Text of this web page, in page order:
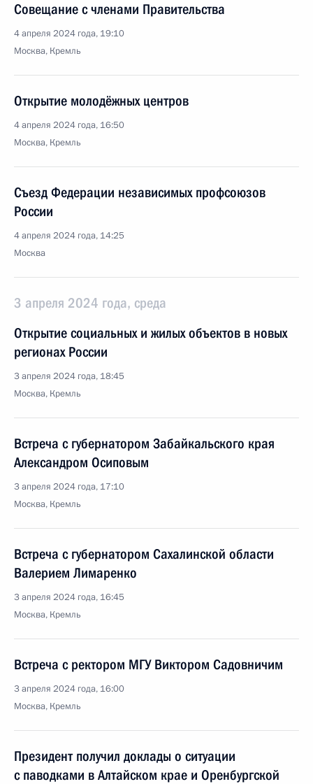
Совещание с членами Правительства
4 апреля 2024 года, 19:10
Москва, Кремль
Открытие молодёжных центров
4 апреля 2024 года, 16:50
Москва, Кремль
Съезд Федерации независимых профсоюзов
России
4 апреля 2024 года, 14:25
Москва
3 апреля 2024 года, среда
Открытие социальных и жилых объектов в новых
регионах России
3 апреля 2024 года, 18:45
Москва, Кремль
Встреча с губернатором Забайкальского края
Александром Осиповым
3 апреля 2024 года, 17:10
Москва, Кремль
Встреча с губернатором Сахалинской области
Валерием Лимаренко
3 апреля 2024 года, 16:45
Москва, Кремль
Встреча с ректором МГУ Виктором Садовничим
3 апреля 2024 года, 16:00
Москва, Кремль
Президент получил доклады о ситуации
с паводками в Алтайском крае и Оренбургской